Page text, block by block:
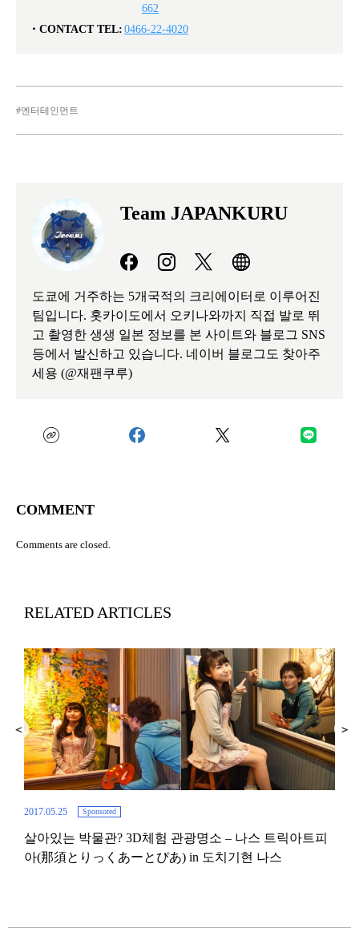
662
CONTACT TEL: 0466-22-4020
엔터테인먼트
Team JAPANKURU
도쿄에 거주하는 5개국적의 크리에이터로 이루어진
팀입니다. 홋카이도에서 오키나와까지 직접 발로 뛰
고 촬영한 생생 일본 정보를 본 사이트와 블로그 SNS
등에서 발신하고 있습니다. 네이버 블로그도 찾아주
세용 (@재팬쿠루)
COMMENT
Comments are closed.
RELATED ARTICLES
2017.05.25 Sponsored
살아있는 박물관? 3D체험 관광명소 – 나스 트릭아트피
아(那須とりっくあーとぴあ) in 도치기현 나스